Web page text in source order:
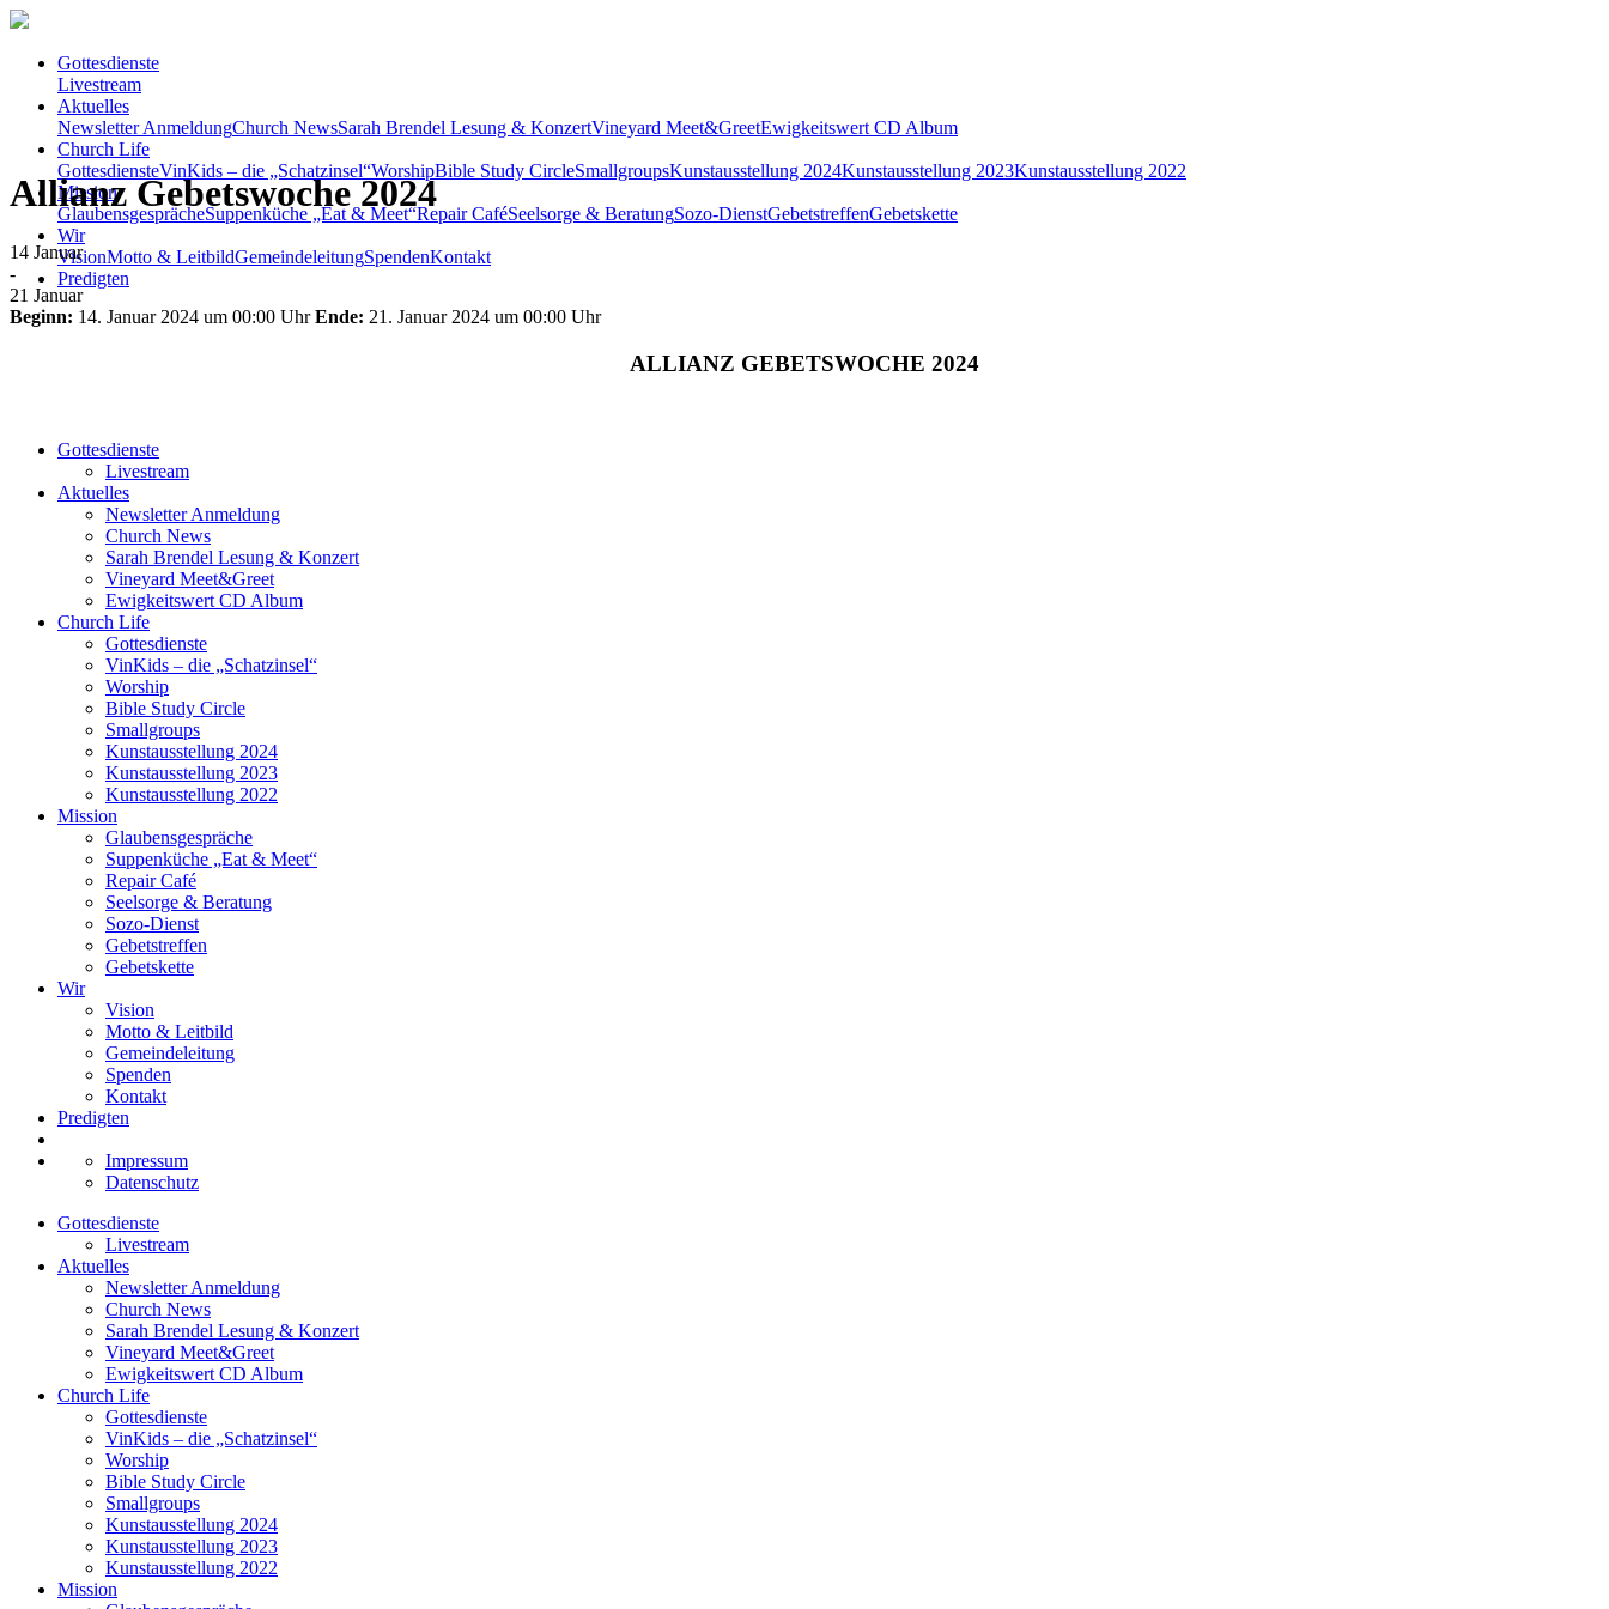
Gottesdienste
Livestream
Aktuelles
Newsletter AnmeldungChurch NewsSarah Brendel Lesung & KonzertVineyard Meet&GreetEwigkeitswert CD Album
Church Life
GottesdiensteVinKids – die „Schatzinsel“WorshipBible Study CircleSmallgroupsKunstausstellung 2024Kunstausstellung 2023Kunstausstellung 2022
Mission
GlaubensgesprächeSuppenküche „Eat & Meet“Repair CaféSeelsorge & BeratungSozo-DienstGebetstreffenGebetskette
Wir
VisionMotto & LeitbildGemeindeleitungSpendenKontakt
Predigten
Allianz Gebetswoche 2024
14 Januar
-
21 Januar
Beginn: 14. Januar 2024 um 00:00 UhrEnde: 21. Januar 2024 um 00:00 Uhr
ALLIANZ GEBETSWOCHE 2024
Gottesdienste
Livestream
Aktuelles
Newsletter Anmeldung
Church News
Sarah Brendel Lesung & Konzert
Vineyard Meet&Greet
Ewigkeitswert CD Album
Church Life
Gottesdienste
VinKids – die „Schatzinsel“
Worship
Bible Study Circle
Smallgroups
Kunstausstellung 2024
Kunstausstellung 2023
Kunstausstellung 2022
Mission
Glaubensgespräche
Suppenküche „Eat & Meet“
Repair Café
Seelsorge & Beratung
Sozo-Dienst
Gebetstreffen
Gebetskette
Wir
Vision
Motto & Leitbild
Gemeindeleitung
Spenden
Kontakt
Predigten
Impressum
Datenschutz
Gottesdienste
Livestream
Aktuelles
Newsletter Anmeldung
Church News
Sarah Brendel Lesung & Konzert
Vineyard Meet&Greet
Ewigkeitswert CD Album
Church Life
Gottesdienste
VinKids – die „Schatzinsel“
Worship
Bible Study Circle
Smallgroups
Kunstausstellung 2024
Kunstausstellung 2023
Kunstausstellung 2022
Mission